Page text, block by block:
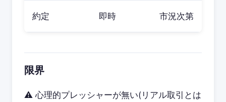
約定 即時 市況次第
限界
⚠️ 心理的プレッシャーが無い(リアル取引とは